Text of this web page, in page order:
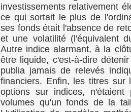
investissements relativement
ce qui sortait le plus de
ses fonds était l'absence de
et une volatilité (l'équivalent
Autre indice alarmant, à la
être liquide, c'est-à-dire
publia jamais de relevés
financiers. Enfin, les titres sur
options sur indices,
volumes qu'un fonds de la